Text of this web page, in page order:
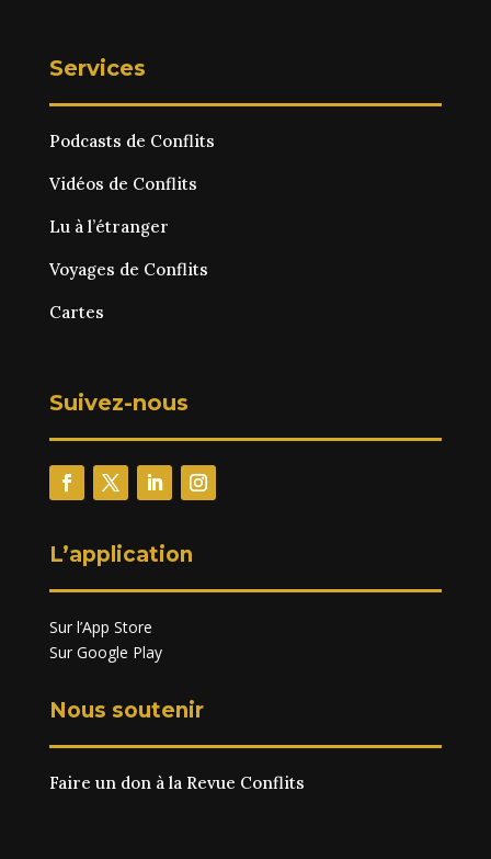
Services
Podcasts de Conflits
Vidéos de Conflits
Lu à l’étranger
Voyages de Conflits
Cartes
Suivez-nous
L’application
Sur l’App Store
Sur Google Play
Nous soutenir
Faire un don à la Revue Conflits